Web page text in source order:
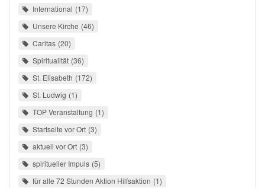
International 17
Unsere Kirche 46
Caritas 20
Spiritualität 36
St. Elisabeth 172
St. Ludwig 1
TOP Veranstaltung 1
Startseite vor Ort 3
aktuell vor Ort 3
spiritueller Impuls 5
für alle 72 Stunden Aktion Hilfsaktion 1